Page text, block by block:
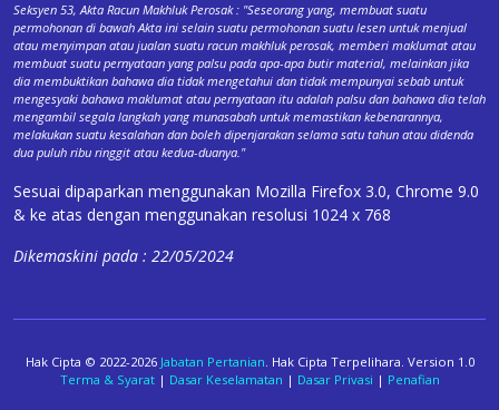
Seksyen 53, Akta Racun Makhluk Perosak : "Seseorang yang, membuat suatu
permohonan di bawah Akta ini selain suatu permohonan suatu lesen untuk menjual
atau menyimpan atau jualan suatu racun makhluk perosak, memberi maklumat atau
membuat suatu pernyataan yang palsu pada apa-apa butir material, melainkan jika
dia membuktikan bahawa dia tidak mengetahui dan tidak mempunyai sebab untuk
mengesyaki bahawa maklumat atau pernyataan itu adalah palsu dan bahawa dia telah
mengambil segala langkah yang munasabah untuk memastikan kebenarannya,
melakukan suatu kesalahan dan boleh dipenjarakan selama satu tahun atau didenda
dua puluh ribu ringgit atau kedua-duanya."
Sesuai dipaparkan menggunakan Mozilla Firefox 3.0, Chrome 9.0
& ke atas dengan menggunakan resolusi 1024 x 768
Dikemaskini pada : 22/05/2024
Hak Cipta © 2022-2026 Jabatan Pertanian. Hak Cipta Terpelihara. Version 1.0
Terma & Syarat| Dasar Keselamatan | Dasar Privasi | Penafian